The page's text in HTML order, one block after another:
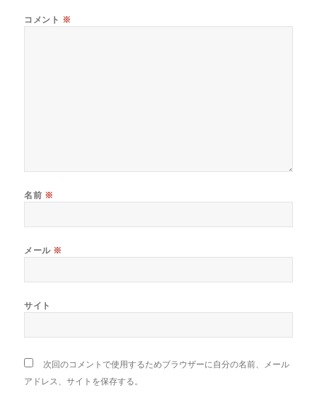
コメント ※
名前 ※
メール ※
サイト
次回のコメントで使用するためブラウザーに自分の名前、メール
アドレス、サイトを保存する。